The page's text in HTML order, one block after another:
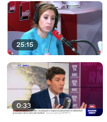
25:15
0:33